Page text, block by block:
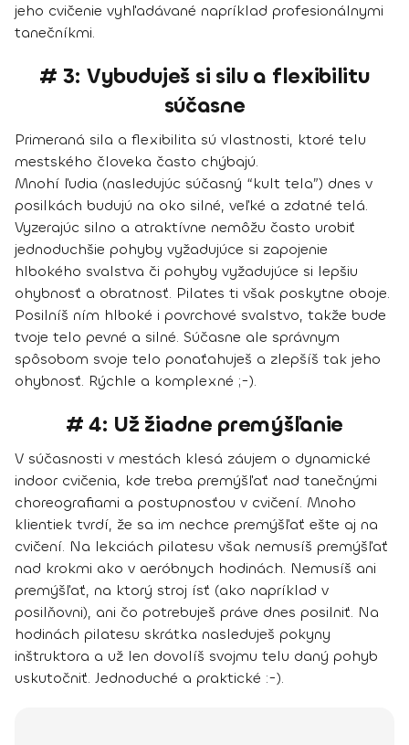
jeho cvičenie vyhľadávané napríklad profesionálnymi
tanečníkmi.
# 3: Vybuduješ si silu a flexibilitu
súčasne
Primeraná sila a flexibilita sú vlastnosti, ktoré telu
mestského človeka často chýbajú.
Mnohí ľudia (nasledujúc súčasný “kult tela”) dnes v
posilkách budujú na oko silné, veľké a zdatné telá.
Vyzerajúc silno a atraktívne nemôžu často urobiť
jednoduchšie pohyby vyžadujúce si zapojenie
hlbokého svalstva či pohyby vyžadujúce si lepšiu
ohybnosť a obratnosť. Pilates ti však poskytne oboje.
Posilníš ním hlboké i povrchové svalstvo, takže bude
tvoje telo pevné a silné. Súčasne ale správnym
spôsobom svoje telo ponaťahuješ a zlepšíš tak jeho
ohybnosť. Rýchle a komplexné ;-).
# 4: Už žiadne premýšľanie
V súčasnosti v mestách klesá záujem o dynamické
indoor cvičenia, kde treba premýšľať nad tanečnými
choreografiami a postupnosťou v cvičení. Mnoho
klientiek tvrdí, že sa im nechce premýšľať ešte aj na
cvičení. Na lekciách pilatesu však nemusíš premýšľať
nad krokmi ako v aeróbnych hodinách. Nemusíš ani
premýšľať, na ktorý stroj ísť (ako napríklad v
posilňovni), ani čo potrebuješ práve dnes posilniť. Na
hodinách pilatesu skrátka nasleduješ pokyny
inštruktora a už len dovolíš svojmu telu daný pohyb
uskutočniť. Jednoduché a praktické :-).